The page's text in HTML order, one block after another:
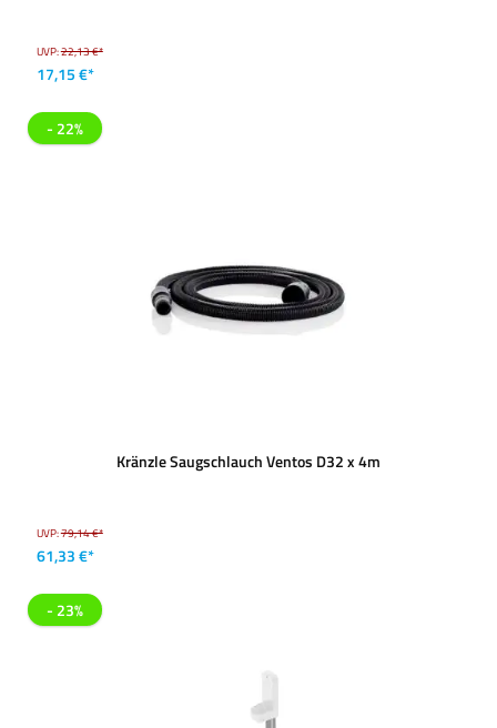
UVP:22,13 €*
17,15 €*
- 22%
Kränzle Saugschlauch Ventos D32 x 4m
UVP:79,14 €*
61,33 €*
- 23%